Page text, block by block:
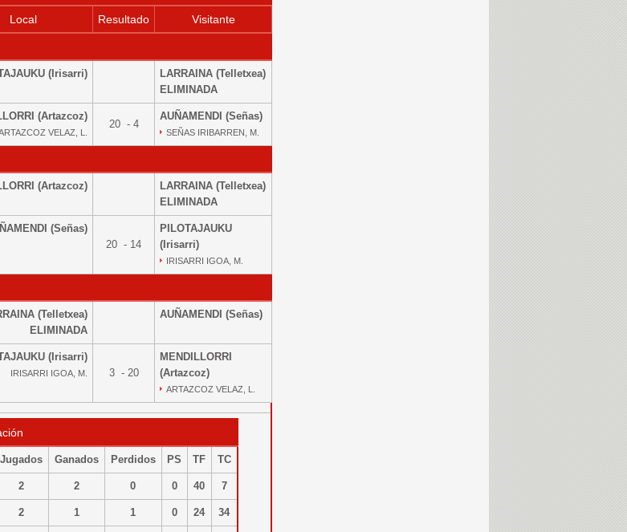
Local Resultado Visitante
(Irisarri)
LARRAINA (Telletxea)
ELIMINADA
(Artazcoz)
VELAZ, L.
20 - 4
AUÑAMENDI (Señas)
SEÑAS IRIBARREN, M.
(Artazcoz)
LARRAINA (Telletxea)
ELIMINADA
(Señas)
20 - 14
PILOTAJAUKU
(Irisarri)
IRISARRI IGOA, M.
(Telletxea)
ELIMINADA
AUÑAMENDI (Señas)
(Irisarri)
IRISARRI IGOA, M. 3 - 20
MENDILLORRI
(Artazcoz)
ARTAZCOZ VELAZ, L.
Jugados Ganados Perdidos PS TF TC
2 2 0 0 40 7
2 1 1 0 24 34